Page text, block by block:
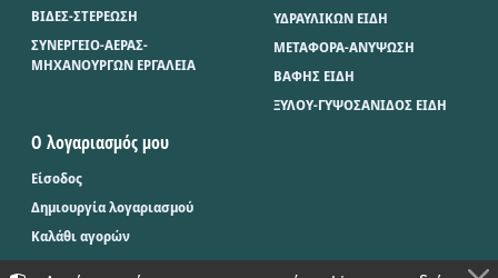
ΒΙΔΕΣ-ΣΤΕΡΕΩΣΗ
ΣΥΝΕΡΓΕΙΟ-ΑΕΡΑΣ-
ΜΗΧΑΝΟΥΡΓΩΝ ΕΡΓΑΛΕΙΑ
ΥΔΡΑΥΛΙΚΩΝ ΕΙΔΗ
ΜΕΤΑΦΟΡΑ-ΑΝΥΨΩΣΗ
ΒΑΦΗΣ ΕΙΔΗ
ΞΥΛΟΥ-ΓΥΨΟΣΑΝΙΔΟΣ ΕΙΔΗ
Ο λογαριασμός μου
Είσοδος
Δημιουργία λογαριασμού
Καλάθι αγορών